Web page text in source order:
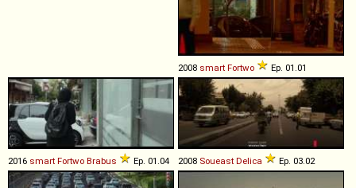
2008 smart Fortwo Ep. 01.01
2016 smart Fortwo Brabus Ep. 01.04 2008 Soueast Delica Ep. 03.02